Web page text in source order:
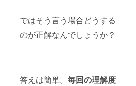
ではそう言う場合どうする
のが正解なんでしょうか？
答えは簡単。 毎回の理解度